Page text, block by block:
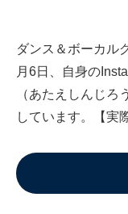
ダンス＆ボーカル
月6日、自身の
（あたえしんじろ
しています。【実